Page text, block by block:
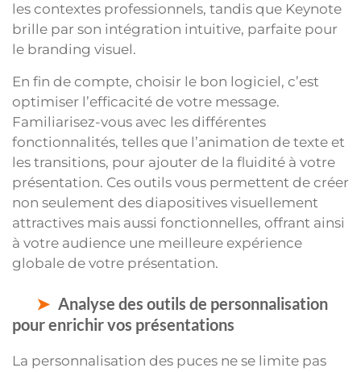
les contextes professionnels, tandis que Keynote
brille par son intégration intuitive, parfaite pour
le branding visuel.
En fin de compte, choisir le bon logiciel, c’est
optimiser l’efficacité de votre message.
Familiarisez-vous avec les différentes
fonctionnalités, telles que l’animation de texte et
les transitions, pour ajouter de la fluidité à votre
présentation. Ces outils vous permettent de créer
non seulement des diapositives visuellement
attractives mais aussi fonctionnelles, offrant ainsi
à votre audience une meilleure expérience
globale de votre présentation.
Analyse des outils de personnalisation
pour enrichir vos présentations
La personnalisation des puces ne se limite pas